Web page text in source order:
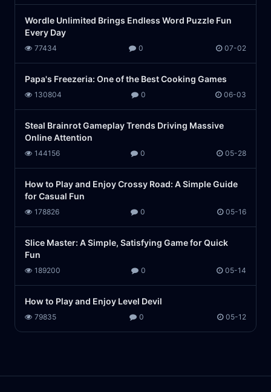
Wordle Unlimited Brings Endless Word Puzzle Fun
Every Day
77434 0 07-02
Papa's Freezeria: One of the Best Cooking Games
130804 0 06-03
Steal Brainrot Gameplay Trends Driving Massive
Online Attention
144156 0 05-28
How to Play and Enjoy Crossy Road: A Simple Guide
for Casual Fun
178826 0 05-16
Slice Master: A Simple, Satisfying Game for Quick
Fun
189200 0 05-14
How to Play and Enjoy Level Devil
79835 0 05-12